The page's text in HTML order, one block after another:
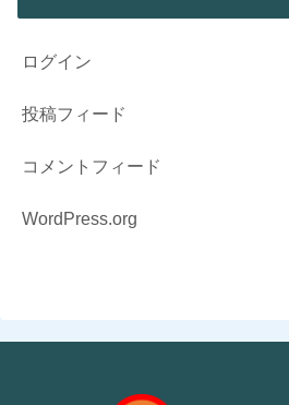
ログイン
投稿フィード
コメントフィード
WordPress.org